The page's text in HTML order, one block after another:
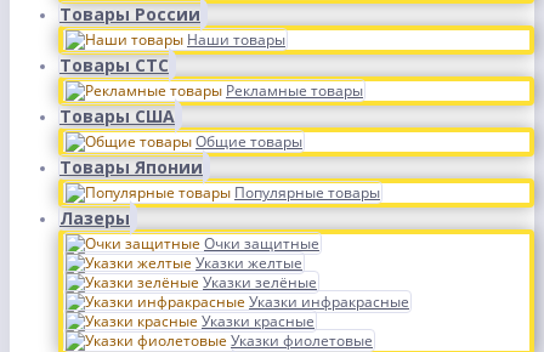
Товары России
Наши товары
Товары СТС
Рекламные товары
Товары США
Общие товары
Товары Японии
Популярные товары
Лазеры
Очки защитные
Указки желтые
Указки зелёные
Указки инфракрасные
Указки красные
Указки фиолетовые